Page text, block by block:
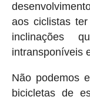
aos ciclistas
inclinações
intransponíveis
Não podemos
bicicletas de